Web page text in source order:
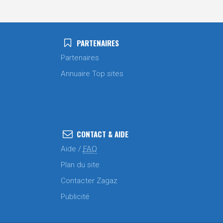
PARTENAIRES
Partenaires
Annuaire Top sites
CONTACT & AIDE
Aide / FAQ
Plan du site
Contacter Zagaz
Publicité